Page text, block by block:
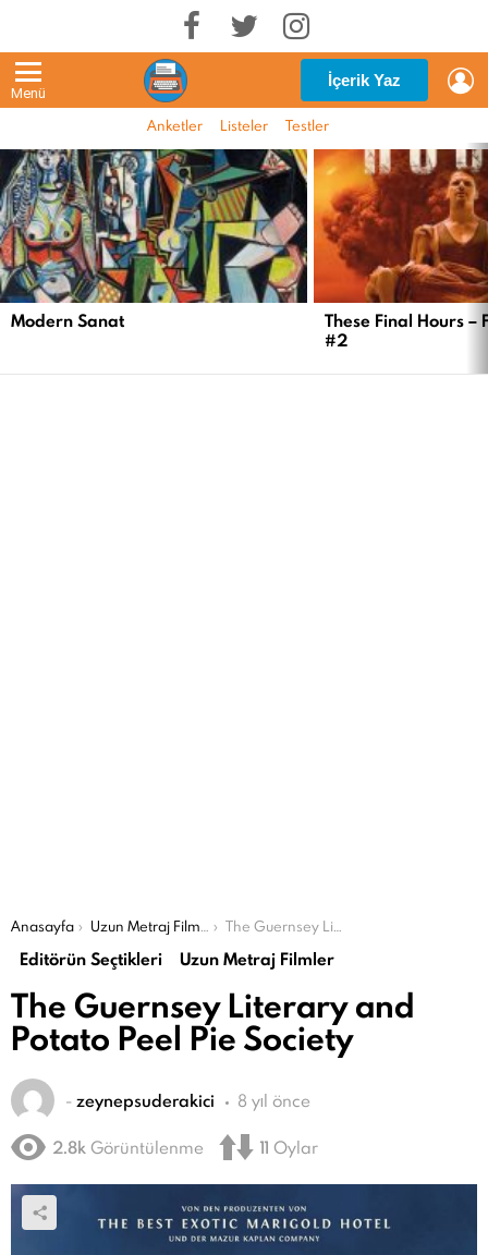
Menü
İçerik Yaz
Anketler Listeler Testler
EN
YENI
İÇERIKLER
Modern Sanat
These Final Hours –
#2
Şu an buradasın:
Anasayfa Uzun Metraj Filmler The Guernsey Literary and Potato Peel Pie Society
Editörün Seçtikleri Uzun Metraj Filmler
The Guernsey Literary and
Potato Peel Pie Society
- zeynepsuderakici 8 yıl önce
2.8k Görüntülenme 11 Oylar